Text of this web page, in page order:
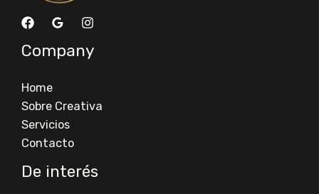
Company
Home
Sobre Creativa
Servicios
Contacto
De interés